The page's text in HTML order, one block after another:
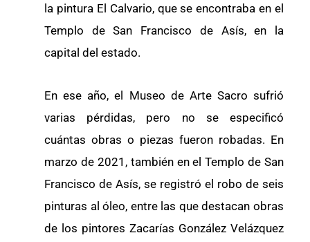
la pintura El Calvario, que se encontraba en el
Templo de San Francisco de Asís, en la
capital del estado.
En ese año, el Museo de Arte Sacro sufrió
varias pérdidas, pero no se especificó
cuántas obras o piezas fueron robadas. En
marzo de 2021, también en el Templo de San
Francisco de Asís, se registró el robo de seis
pinturas al óleo, entre las que destacan obras
de los pintores Zacarías González Velázquez